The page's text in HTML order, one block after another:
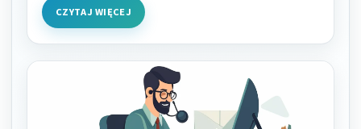
CZYTAJ WIĘCEJ